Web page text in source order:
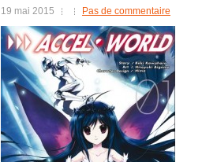
19 mai 2015 Pas de commentaire